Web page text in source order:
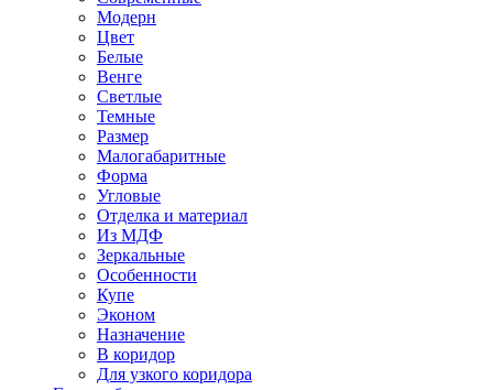
Модерн
Цвет
Белые
Венге
Светлые
Темные
Размер
Малогабаритные
Форма
Угловые
Отделка и материал
Из МДФ
Зеркальные
Особенности
Купе
Эконом
Назначение
В коридор
Для узкого коридора